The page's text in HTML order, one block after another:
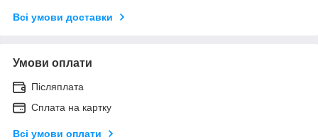
Всі умови доставки
Умови оплати
Післяплата
Сплата на картку
Всі умови оплати